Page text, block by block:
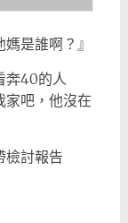
是誰啊？』
奔40的人
家吧，他沒在
檢討報告